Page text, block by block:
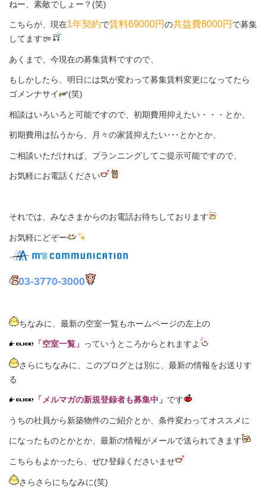
ねー、素敵でしょー？(笑)
こちらが、現在1年契約で賃料69000円の共益費8000円 で募集
してます
あくまで、今現在の募集賃料ですので、
もしかしたら、明日には気が変わって募集賃料変更になってたら
ゴメンナサイ
(笑)
相談はいろいろと可能ですので、初期費用抑えたい・・・とか、
初期費用は払うから、月々の家賃抑えたい･･･とかとか、
ご相談いただければ、プランニングしてご提示可能ですので、
お気軽にお電話ください
それでは、みなさまからのお電話お待ちしております
お気軽にどぞー
03-3770-3000
ちなみに、最新の空室一覧もホームページの左上の
「空室一覧 」 っていうところからとれますよ
さらにちなみに、このブログとは別に、最新の情報をお送りす
る
「メルマガの新規登録者も募集中 」 です
うちの社員から新築物件のご紹介とか、条件変わってオススメに
になったものとかとか、最新の情報がメールで送られてきます
こちらもよかったら、ぜひ登録くださいませ
さらさらにちなみに(笑)